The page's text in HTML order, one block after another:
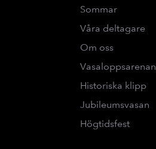
Sommar
Våra deltagare
Om oss
Vasaloppsarenan
Historiska klipp
Jubileumsvasan
Högtidsfest